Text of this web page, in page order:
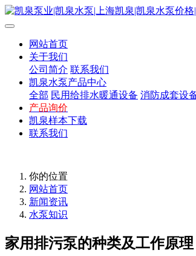
网站首页
关于我们
公司简介 联系我们
凯泉水泵产品中心
全部 民用给排水暖通设备 消防成套设
产品询价
凯泉样本下载
联系我们
你的位置
网站首页
新闻资讯
水泵知识
家用排污泵的种类及工作原理